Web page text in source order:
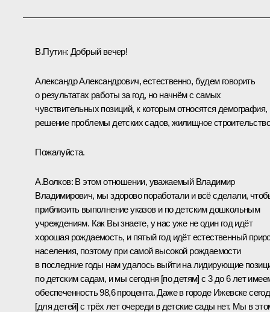
В.Путин: Добрый вечер!
Александр Александрович, естественно, будем говорить
о результатах работы за год, но начнём с самых
чувствительных позиций, к которым относятся демография,
решение проблемы детских садов, жилищное
Пожалуйста.
А.Волков: В этом отношении, уважаемый Владимир
Владимирович, мы здорово поработали и всё сделали,
приблизить выполнение указов и по детским дошкольным
учреждениям. Как Вы знаете, у нас уже не один год идёт
хорошая рождаемость, и пятый год идёт естественный
населения, поэтому при самой высокой рождаемости
в последние годы нам удалось выйти на лидирующие
по детским садам, и мы сегодня [по детям] с 3 до 6 лет
обеспеченность 98,6 процента. Даже в городе Ижевске
[для детей] с трёх лет очереди в детские сады нет. Мы в